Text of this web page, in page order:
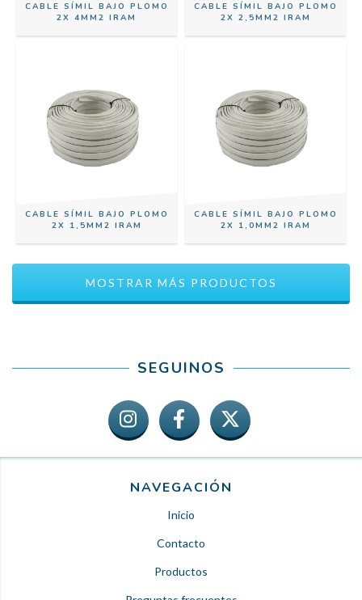
CABLE SÍMIL BAJO PLOMO
2X 4MM2 IRAM
CABLE SÍMIL BAJO PLOMO
2X 2,5MM2 IRAM
CABLE SÍMIL BAJO PLOMO
2X 1,5MM2 IRAM
CABLE SÍMIL BAJO PLOMO
2X 1,0MM2 IRAM
MOSTRAR MÁS PRODUCTOS
SEGUINOS
NAVEGACIÓN
Inicio
Contacto
Productos